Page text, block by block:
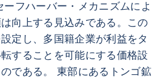
ーフハーバー・メカニズムによ
向上する見込みである。この
定し、多国籍企業が利益をタ
することを可能にする価格設
である。 東部にあるトンゴ鉱